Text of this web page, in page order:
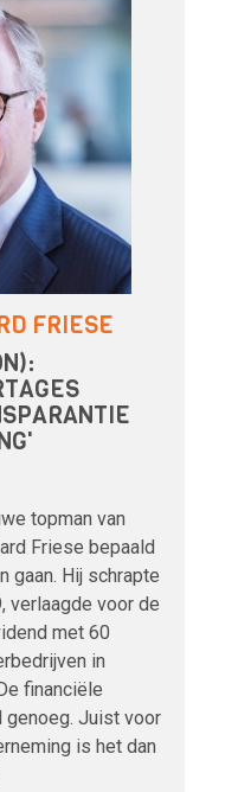
FRIESE
topman van
Friese bepaald
gaan. Hij schrapte
verlaagde voor de
met 60
in
financiële
Juist voor
is het dan